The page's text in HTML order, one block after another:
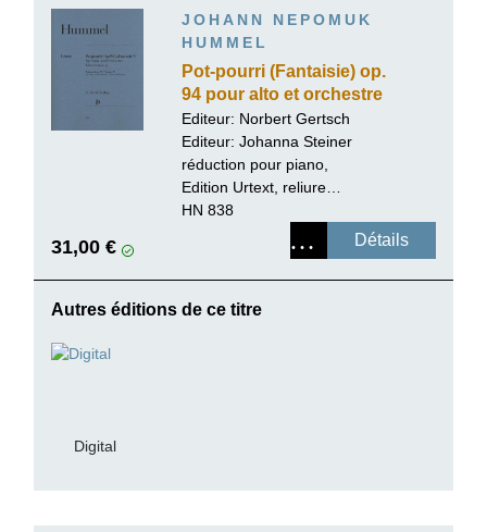
JOHANN NEPOMUK
HUMMEL
Pot-pourri (Fantaisie) op.
94 pour alto et orchestre
Editeur: Norbert Gertsch
Editeur: Johanna Steiner
réduction pour piano,
Edition Urtext, reliure
paperback
HN 838
31,00 € Détails
Autres éditions de ce titre
Digital